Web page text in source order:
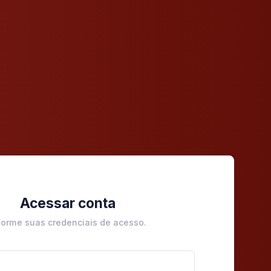
Acessar conta
suas credenciais de acesso.